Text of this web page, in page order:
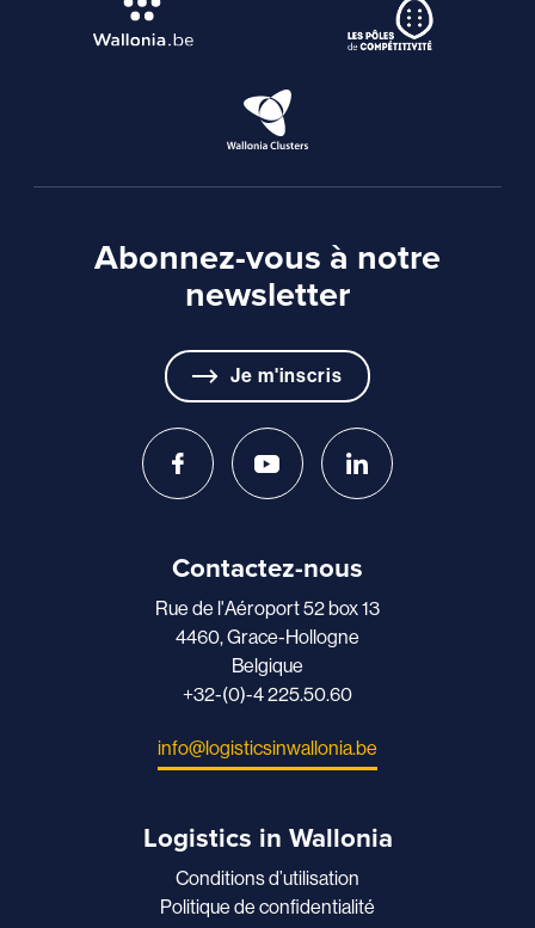
Abonnez-vous à notre
newsletter
Je m'inscris
Contactez-nous
Rue de l'Aéroport 52 box 13
4460, Grace-Hollogne
Belgique
+32-(0)-4 225.50.60
info@logisticsinwallonia.be
Logistics in Wallonia
Conditions d’utilisation
Politique de confidentialité